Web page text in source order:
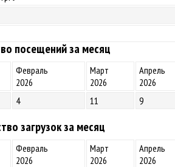
посещений за месяц
Февраль
2026
Март
2026
Апрель
2026
4 11 9
загрузок за месяц
Февраль
2026
Март
2026
Апрель
2026